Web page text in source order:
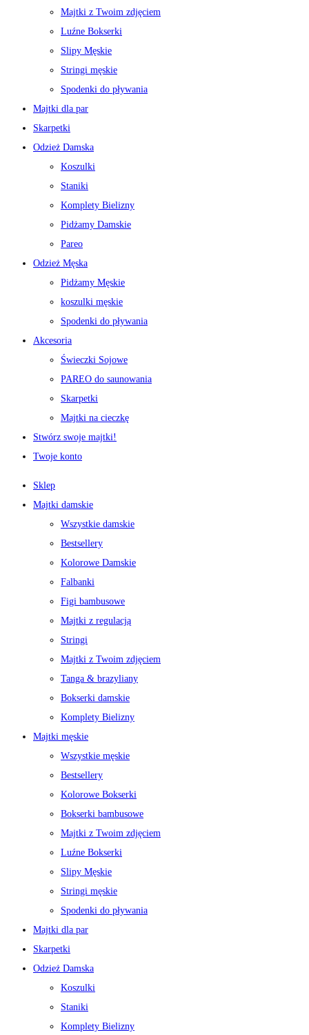
Majtki z Twoim zdjęciem
Luźne Bokserki
Slipy Męskie
Stringi męskie
Spodenki do pływania
Majtki dla par
Skarpetki
Odzież Damska
Koszulki
Staniki
Komplety Bielizny
Pidżamy Damskie
Pareo
Odzież Męska
Pidżamy Męskie
koszulki męskie
Spodenki do pływania
Akcesoria
Świeczki Sojowe
PAREO do saunowania
Skarpetki
Majtki na cieczkę
Stwórz swoje majtki!
Twoje konto
Sklep
Majtki damskie
Wszystkie damskie
Bestsellery
Kolorowe Damskie
Falbanki
Figi bambusowe
Majtki z regulacją
Stringi
Majtki z Twoim zdjęciem
Tanga & brazyliany
Bokserki damskie
Komplety Bielizny
Majtki męskie
Wszystkie męskie
Bestsellery
Kolorowe Bokserki
Bokserki bambusowe
Majtki z Twoim zdjęciem
Luźne Bokserki
Slipy Męskie
Stringi męskie
Spodenki do pływania
Majtki dla par
Skarpetki
Odzież Damska
Koszulki
Staniki
Komplety Bielizny